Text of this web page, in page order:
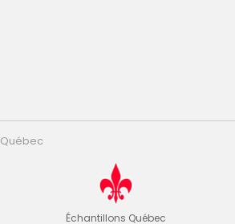
Échantillons Québec